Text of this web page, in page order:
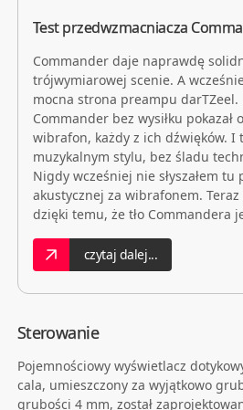
Test przedwzmacniacza
Commander daje naprawdę
trójwymiarowej scenie. A
mocna strona preampu
Commander bez wysiłku pokazał
wibrafon, każdy z ich dźwięków. I
muzykalnym stylu, bez śladu
Nigdy wcześniej nie słyszałem tu
akustycznej za wibrafonem.
dzięki temu, że tło Commandera
czytaj dalej...
Sterowanie
Pojemnościowy wyświetlacz
cala, umieszczony za wyjątkowo
grubości 4 mm, został